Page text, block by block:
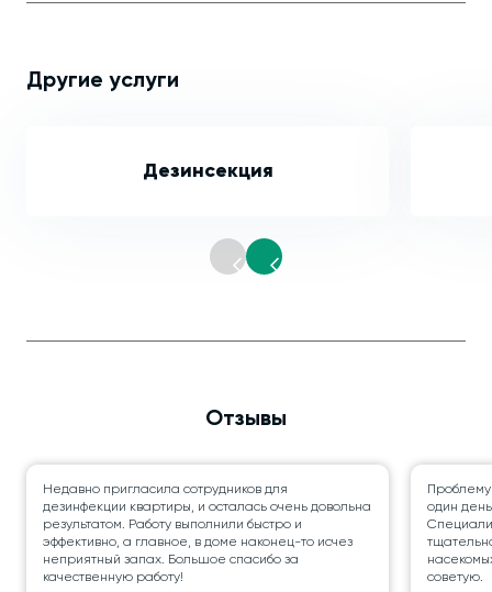
Другие услуги
Дезинсекция
Отзывы
Недавно пригласила сотрудников для
дезинфекции квартиры, и осталась очень довольна
результатом. Работу выполнили быстро и
эффективно, а главное, в доме наконец-то исчез
неприятный запах. Большое спасибо за
качественную работу!
один
советую.